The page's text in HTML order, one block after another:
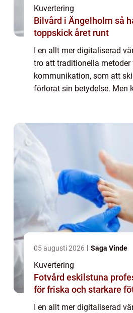
Kuvertering
Bilvård i Ängelholm så håller du bilen i
toppskick året runt
I en allt mer digitaliserad
tro att traditionella metoder
kommunikation, som att
förlorat sin betydelse. Men
05 augusti 2026 Saga Vinde
Kuvertering
Fotvård eskilstuna professionell hjälp
för friska och starkare
I en allt mer digitaliserad